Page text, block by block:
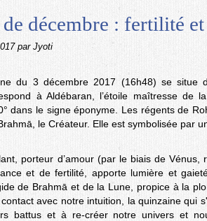
décembre : fertilité
par Jyoti
du 3 décembre 2017 (16h48) se situe
à Aldébaran, l’étoile maîtresse de
dans le signe éponyme. Les régents de
le Créateur. Elle est symbolisée par
porteur d’amour (par le biais de Vénus,
et de fertilité, apporte lumière et
de Brahmā et de la Lune, propice à la
avec notre intuition, la quinzaine qui
battus et à re-créer notre univers et